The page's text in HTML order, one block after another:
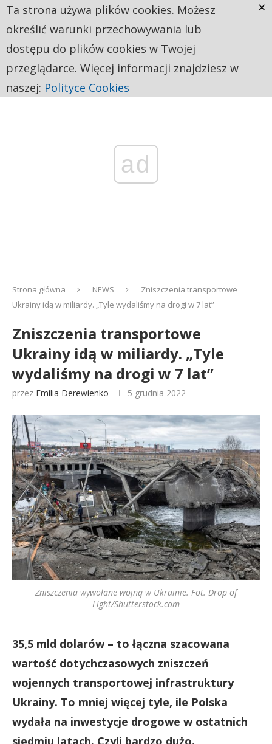
ad
Strona główna NEWS
Zniszczenia transportowe
Ukrainy idą w miliardy. „Tyle wydaliśmy na drogi w 7 lat”
Zniszczenia transportowe
Ukrainy idą w miliardy. „Tyle
wydaliśmy na drogi w 7 lat”
przez Emilia Derewienko 5 grudnia 2022
Zniszczenia wywołane wojną w Ukrainie. Fot. Drop of
Light/Shutterstock.com
35,5 mld dolarów – to łączna szacowana
wartość dotychczasowych zniszczeń
wojennych transportowej infrastruktury
Ukrainy. To mniej więcej tyle, ile Polska
wydała na inwestycje drogowe w ostatnich
siedmiu latach. Czyli bardzo dużo.
Ta strona używa plików cookies. Możesz
określić warunki przechowywania lub
dostępu do plików cookies w Twojej
przeglądarce. Więcej informacji znajdziesz w
naszej: Polityce Cookies
×